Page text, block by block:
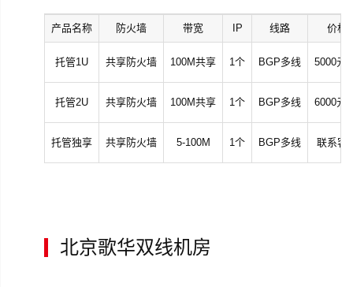
产品名称 防火墙 带宽 IP 线路 价格
托管1U 共享防火墙 100M共享 1个 BGP多线 5000元/
托管2U 共享防火墙 100M共享 1个 BGP多线 6000元/
托管独享 共享防火墙 5-100M 1个 BGP多线 联系客
北京歌华双线机房